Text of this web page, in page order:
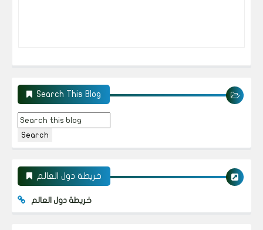
Search This Blog
خريطة دول العالم
خريطة دول العالم